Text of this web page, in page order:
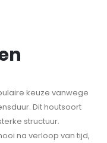
keuze vanwege
Dit houtsoort
structuur.
na verloop van tijd,